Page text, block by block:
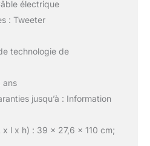
électrique
: Tweeter
technologie de
ans
jusqu’à : Information
l x h) : 39 x 27,6 x 110 cm;